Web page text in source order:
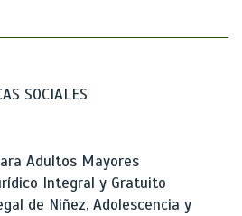
SOCIALES
Adultos Mayores
Integral y Gratuito
de Niñez, Adolescencia y